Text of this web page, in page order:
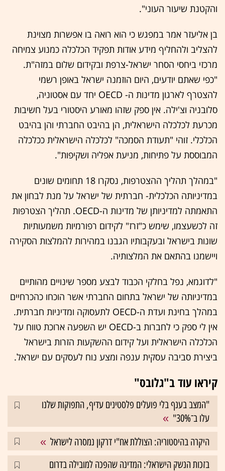
והקטנת שיעור העוני".
בן אליעזר אמר במפגש כי הוא רואה בו אפשרות מצוינת
להצליב ולהחליף מידע אודות תפקיד הכלכלה כמנוע צמיחה
מרכזי ביחסי הסחר ישראל-צרפת ובקידום שלום במזה"ת.
"כפי שאתם יודעים, היום הוזמנה ישראל באופן רשמי
להצטרף לארגון מדינות ה- OECD יחד עם אסטוניה,
סלובניה וצ'ילה. אין ספק שזהו מאורע היסטורי בעל חשיבות
מכרעת לכלכלה הישראלית, הן בהיבט החברתי והן בהיבט
הכלכלי. זוהי "תעודת הסמכה" לכלכלה הישראלית ככלכלה
המבוססת על פתיחות, מניעת אפליה ושקיפות".
"במהלך תהליך ההצטרפות, נסקרו 18 תחומים שונים
במדיניותה הכלכלית- חברתית של ישראל על מנת לבחון את
התאמתה למדיניותן של מדינות ה-OECD. תהליך הצטרפות
זה לכשעצמו, שימש כ"זרז" לקידום רפורמיות משמעותיות
שונות בישראל ובעקבותיו הגבנו במהירות להמלצות הסקירה
ויישמנו בהתאם את המלצותיה.
"לדוגמא, נפל בחלקי הכבוד לבצע מספר שינויים מהותיים
במדיניותה של ישראל בתחום החברתי אשר הוכחו כהכרחיים
במהלך בחינת ועדת ה-OECD לתעסוקה ומדיניות חברתית.
אין לי ספק כי לחברות ב-OECD יש השפעה ארוכת טווח על
הכלכלה הישראלית ועל קידום ההשקעות הזרות בישראל
ביצירת סביבה עסקית ענפה ומצע נוח לעסקים עם ישראל.
קיראו עוד ב"גלובס"
"המצב בענף בלי פועלים פלסטינים עדיף, התפוקות שלנו
עלו ב־30%"
היקרה בהיסטוריה: הצוללת אח"י דרקון נמסרה לישראל
בזכות הנשק הישראלי: המדינה שהפכה למובילה בדרום